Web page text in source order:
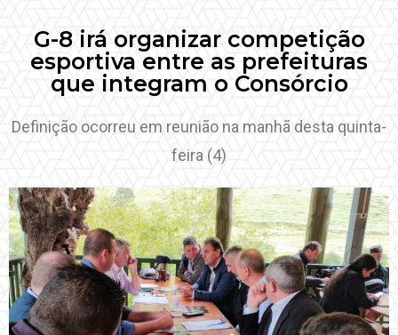
G-8 irá organizar competição
esportiva entre as prefeituras
que integram o Consórcio
Definição ocorreu em reunião na manhã desta quinta-
feira (4)